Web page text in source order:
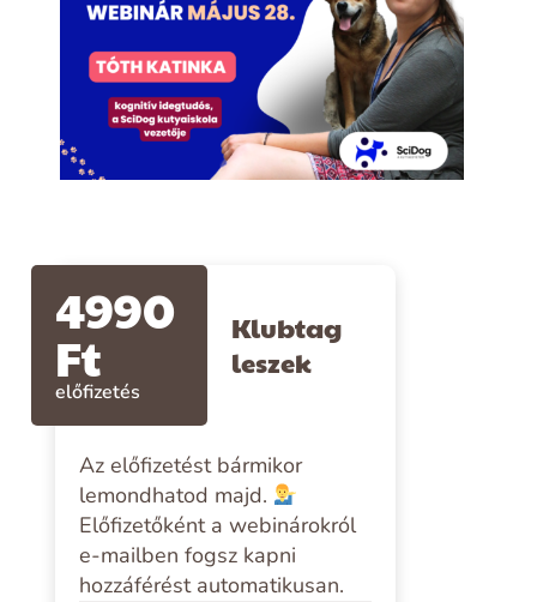
4990
Ft
előfizetés
Klubtag
leszek
Az előfizetést bármikor
lemondhatod majd.
Előfizetőként a webinárokról
e-mailben fogsz kapni
hozzáférést automatikusan.